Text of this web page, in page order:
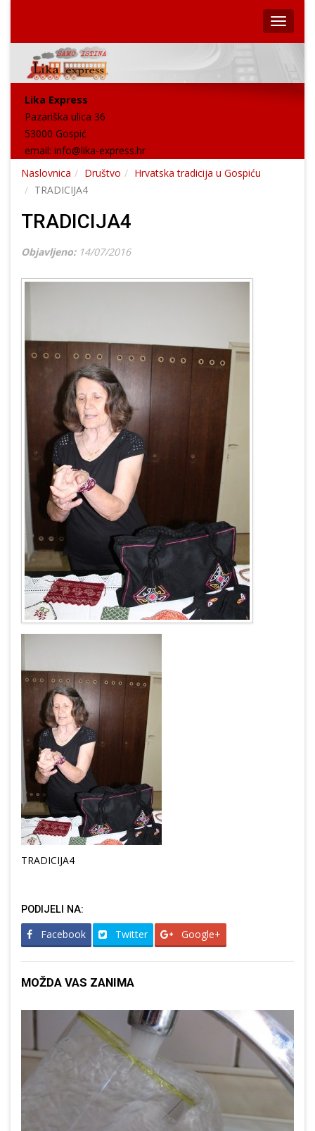
Lika Express
Pazariška ulica 36
53000 Gospić
email: info@lika-express.hr
Naslovnica
Društvo
Hrvatska tradicija u Gospiću
TRADICIJA4
TRADICIJA4
Objavljeno: 14/07/2016
TRADICIJA4
PODIJELI NA:
Facebook Twitter Google+
MOŽDA VAS ZANIMA